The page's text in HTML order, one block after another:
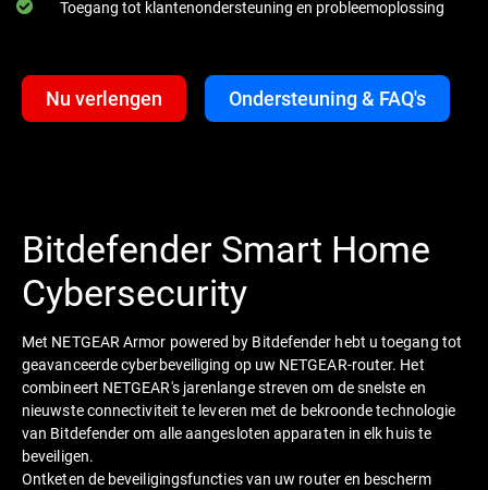
Toegang tot klantenondersteuning en probleemoplossing
Nu verlengen Ondersteuning & FAQ's
Bitdefender Smart Home
Cybersecurity
Met NETGEAR Armor powered by Bitdefender hebt u toegang tot
geavanceerde cyberbeveiliging op uw NETGEAR-router. Het
combineert NETGEAR's jarenlange streven om de snelste en
nieuwste connectiviteit te leveren met de bekroonde technologie
van Bitdefender om alle aangesloten apparaten in elk huis te
beveiligen.
Ontketen de beveiligingsfuncties van uw router en bescherm